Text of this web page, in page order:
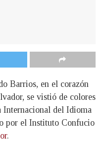
Barrios, en el corazón
se vistió de colores
del Idioma
por el Instituto Confucio
.